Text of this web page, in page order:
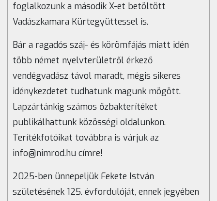
foglalkozunk a második X-et betöltött
Vadászkamara Kürtegyüttessel is.
Bár a ragadós száj- és körömfájás miatt idén
több német nyelvterületről érkező
vendégvadász távol maradt, mégis sikeres
idénykezdetet tudhatunk magunk mögött.
Lapzártánkig számos őzbakterítéket
publikálhattunk közösségi oldalunkon.
Terítékfotóikat továbbra is várjuk az
info@nimrod.hu címre!
2025-ben ünnepeljük Fekete István
születésének 125. évfordulóját, ennek jegyében